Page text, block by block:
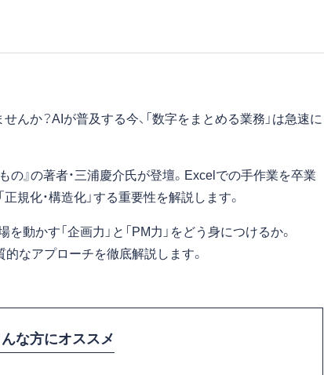
か？AIが普及する今、「数字をまとめる業務」は急速に
』の著者・三浦慶介氏が登壇。Excelでの手作業を卒業
規化・構造化」する重要性を解説します。
動かす「企画力」と「PM力」をどう身につけるか。
的なアプローチを徹底解説します。
な方にオススメ